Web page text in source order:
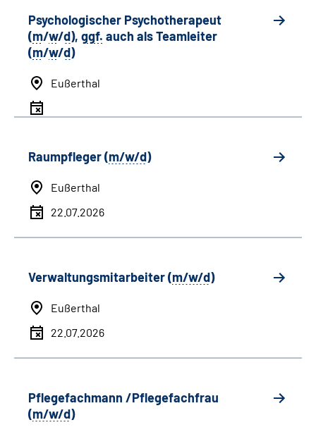
Psychologischer Psychotherapeut
(m/w/d), ggf. auch alsTeamleiter
(m/w/d)
Eußerthal
Raumpfleger (m/w/d)
Eußerthal
22.07.2026
Verwaltungsmitarbeiter (m/w/d)
Eußerthal
22.07.2026
Pflegefachmann /Pflegefachfrau
(m/w/d)